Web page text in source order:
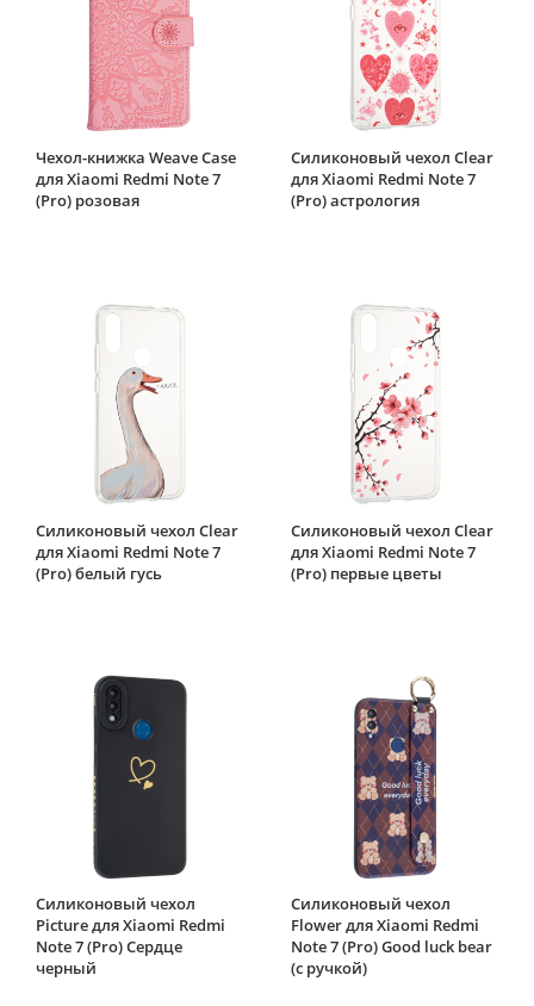
Чехол-книжка Weave Case
для Xiaomi Redmi Note 7
(Pro) розовая
Силиконовый чехол Clear
для Xiaomi Redmi Note 7
(Pro) астрология
Силиконовый чехол Clear
для Xiaomi Redmi Note 7
(Pro) белый гусь
Силиконовый чехол Clear
для Xiaomi Redmi Note 7
(Pro) первые цветы
Силиконовый чехол
Picture для Xiaomi Redmi
Note 7 (Pro) Сердце
черный
Силиконовый чехол
Flower для Xiaomi Redmi
Note 7 (Pro) Good luck bear
(с ручкой)